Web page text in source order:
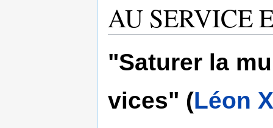
AU SERVICE
"Saturer la
vices" (Léon